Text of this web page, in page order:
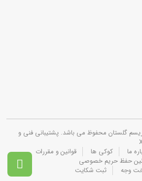

گلستان محفوظ می باشد. پشتیبانی فنی و
ما کوکی ها
قوانین و مقررات
حفظ حریم خصوصی
وجه
ثبت شکایت